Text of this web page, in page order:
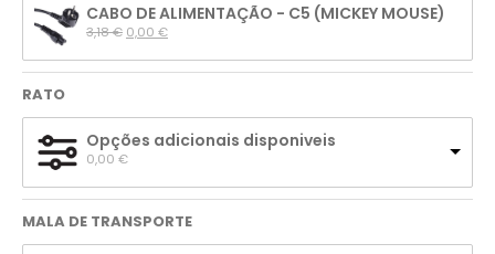
CABO DE ALIMENTAÇÃO - C5 (MICKEY MOUSE)
3,18 € 0,00 €
RATO
Opções adicionais disponiveis
0,00 €
MALA DE TRANSPORTE